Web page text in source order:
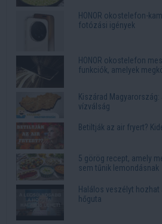
HONOR okostelefon-
fotózási igények
HONOR okostelefon
funkciók, amelyek
Kiszárad
vízválság
Betiltják az air fryert?
5 görög recept, amely
sem tűnik lemondásnak
Halálos veszélyt
hőguta